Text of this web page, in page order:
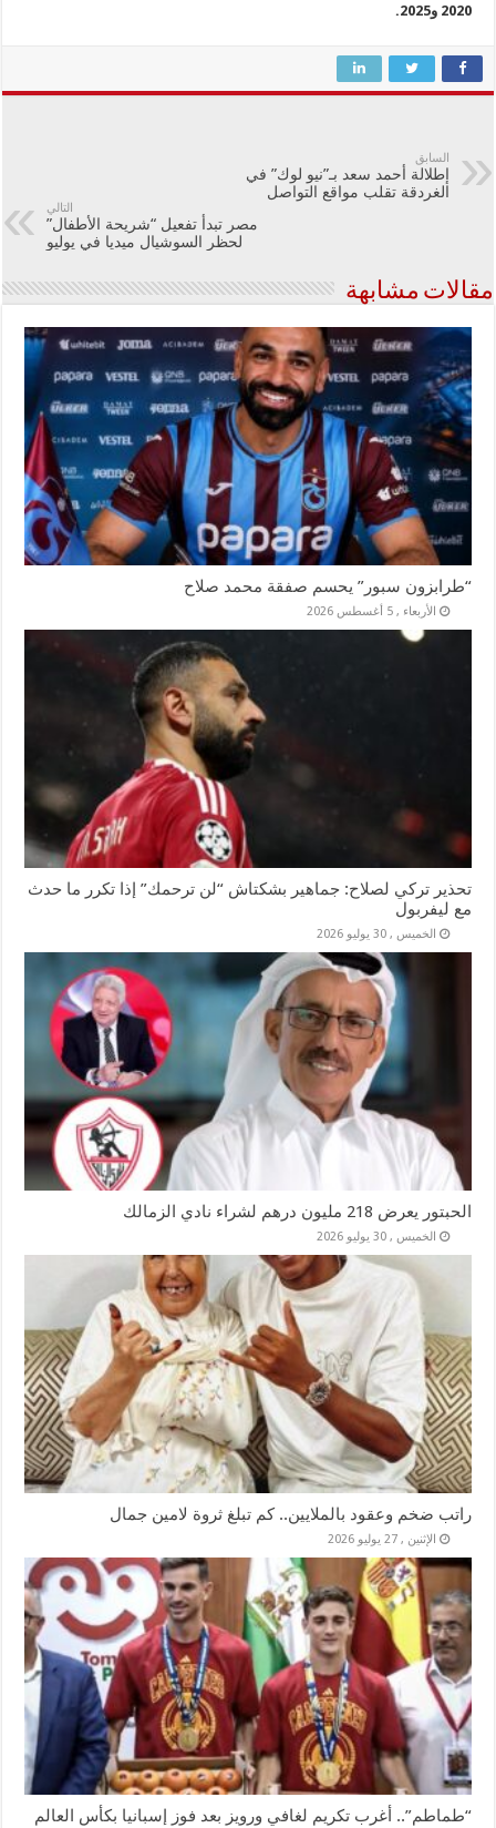
2020 و2025.
السابق
إطلالة أحمد سعد بـ”نيو لوك” في
الغردقة تقلب مواقع التواصل
التالي
مصر تبدأ تفعيل “شريحة الأطفال”
لحظر السوشيال ميديا في يوليو
مقالات مشابهة
“طرابزون سبور” يحسم صفقة محمد صلاح
الأربعاء , 5 أغسطس 2026
تحذير تركي لصلاح: جماهير بشكتاش “لن ترحمك” إذا تكرر ما حدث
مع ليفربول
الخميس , 30 يوليو 2026
الحبتور يعرض 218 مليون درهم لشراء نادي الزمالك
الخميس , 30 يوليو 2026
راتب ضخم وعقود بالملايين.. كم تبلغ ثروة لامين جمال
الإثنين , 27 يوليو 2026
“طماطم”.. أغرب تكريم لغافي ورويز بعد فوز إسبانيا بكأس العالم